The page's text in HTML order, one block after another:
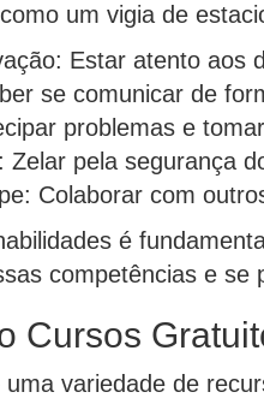
um vigia de
Estar atento aos
se comunicar de
problemas e
Zelar pela segurança
Colaborar com
é
competências e
Cursos
variedade de